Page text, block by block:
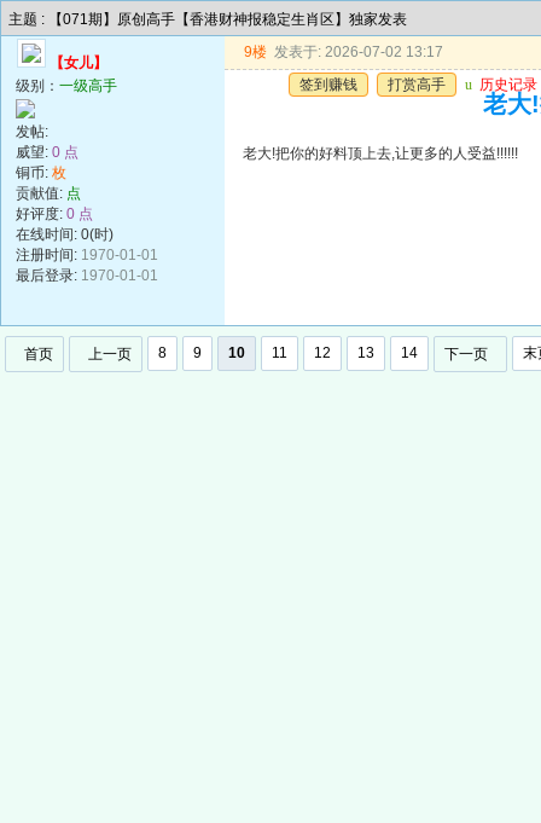
主题 : 【071期】原创高手【香港财神报稳定生肖区】独家发表
【女儿】
级别： 一级高手
发帖:
威望: 0 点
铜币: 枚
贡献值: 点
好评度: 0 点
在线时间: 0(时)
注册时间: 1970-01-01
最后登录: 1970-01-01
9楼 发表于: 2026-07-02 13:17
签到赚钱
打赏高手 u 历史记录
老大
老大!把你的好料顶上去,让更多的人受益!!!!!!
首页 上一页 8 9 10 11 12 13 14 下一页 末